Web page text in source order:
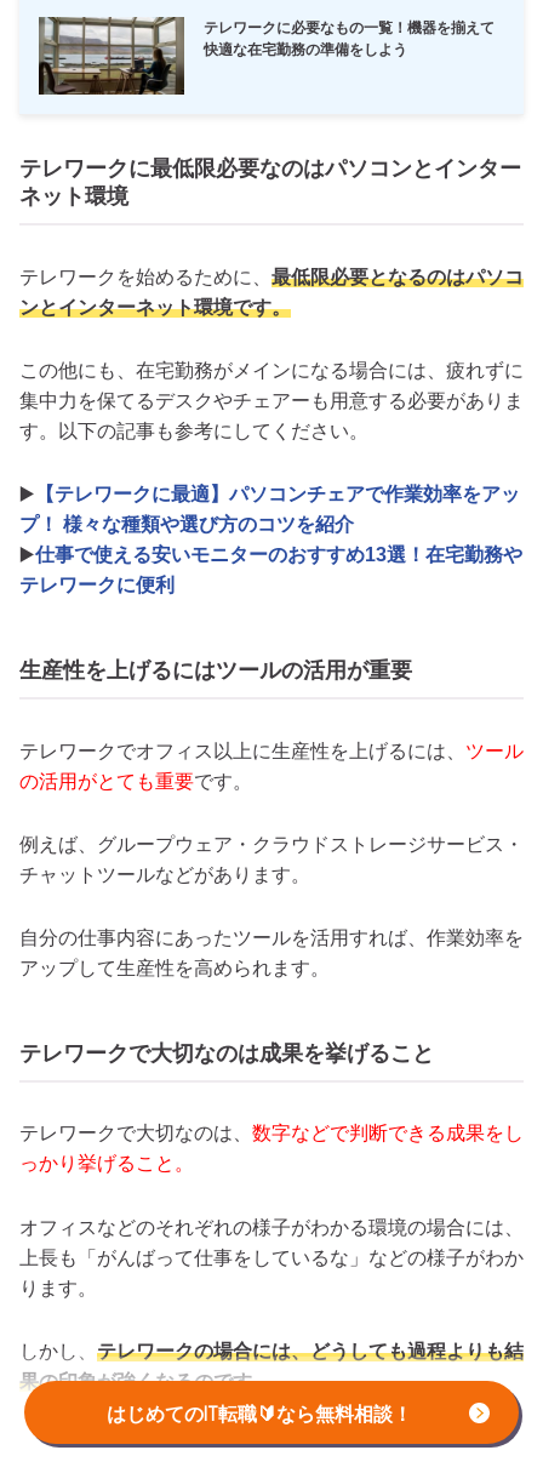
はじめてのIT転職🔰なら無料相談！
テレワークに必要なもの一覧！機器を揃えて
快適な在宅勤務の準備をしよう
テレワークに最低限必要なのはパソコンとインター
ネット環境
テレワークを始めるために、 最低限必要となるのはパソコ
ンとインターネット環境です。
この他にも、在宅勤務がメインになる場合には、疲れずに
集中力を保てるデスクやチェアーも用意する必要がありま
す。以下の記事も参考にしてください。
▶️ 【テレワークに最適】パソコンチェアで作業効率をアッ
プ！ 様々な種類や選び方のコツを紹介
▶️仕事で使える安いモニターのおすすめ13選！在宅勤務や
テレワークに便利
生産性を上げるにはツールの活用が重要
テレワークでオフィス以上に生産性を上げるには、 ツール
の活用がとても重要です。
例えば、グループウェア・クラウドストレージサービス・
チャットツールなどがあります。
自分の仕事内容にあったツールを活用すれば、作業効率を
アップして生産性を高められます。
テレワークで大切なのは成果を挙げること
テレワークで大切なのは、 数字などで判断できる成果をし
っかり挙げること。
オフィスなどのそれぞれの様子がわかる環境の場合には、
上長も「がんばって仕事をしているな」などの様子がわか
ります。
しかし、 テレワークの場合には、どうしても過程よりも結
果の印象が強くなるのです。
わかりやすい成果を挙げることはもちろん、想定以上に時